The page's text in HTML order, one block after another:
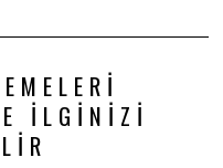
İLGINIZI